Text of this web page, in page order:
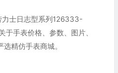
力士日志型系列126333-
于手表价格、参数、图片、
精仿手表商城。